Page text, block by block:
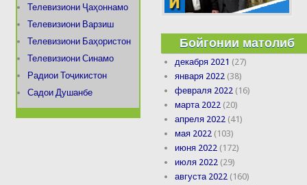
Телевизиони Ҷаҳоннамо
Телевизиони Варзиш
Телевизиони Баҳористон
Телевизиони Синамо
Радиои Тоҷикистон
Садои Душанбе
Бойгонии матолиб
декабря 2021 (27)
января 2022 (38)
февраля 2022 (16)
марта 2022 (20)
апреля 2022 (41)
мая 2022 (103)
июня 2022 (172)
июля 2022 (29)
августа 2022 (160)